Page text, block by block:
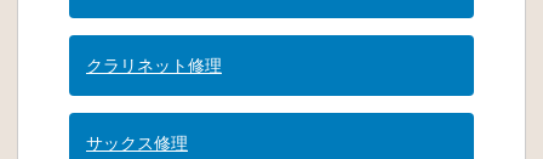
クラリネット修理
サックス修理